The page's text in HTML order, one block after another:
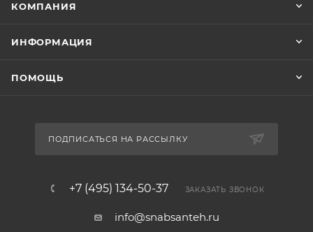
КОМПАНИЯ
ИНФОРМАЦИЯ
ПОМОЩЬ
ПОДПИСАТЬСЯ НА РАССЫЛКУ
+7 (495) 134-50-37 ЗАКАЗАТЬ ЗВОНОК
info@snabsanteh.ru